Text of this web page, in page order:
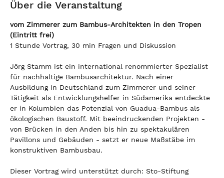
Über die Veranstaltung
vom Zimmerer zum Bambus-Architekten in den Tropen
(Eintritt frei)
1 Stunde Vortrag, 30 min Fragen und Diskussion
Jörg Stamm ist ein international renommierter Spezialist
für nachhaltige Bambusarchitektur. Nach einer
Ausbildung in Deutschland zum Zimmerer und seiner
Tätigkeit als Entwicklungshelfer in Südamerika entdeckte
er in Kolumbien das Potenzial von Guadua-Bambus als
ökologischen Baustoff. Mit beeindruckenden Projekten -
von Brücken in den Anden bis hin zu spektakulären
Pavillons und Gebäuden - setzt er neue Maßstäbe im
konstruktiven Bambusbau.
Dieser Vortrag wird unterstützt durch: Sto-Stiftung